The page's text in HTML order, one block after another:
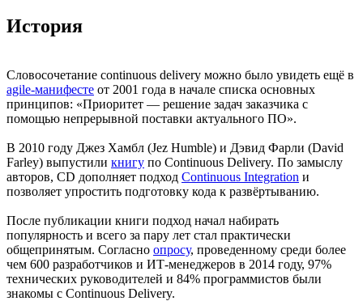
История
Cловосочетание continuous delivery можно было увидеть ещё в
agile-манифесте от 2001 года в начале списка основных
принципов: «Приоритет — решение задач заказчика с
помощью непрерывной поставки актуального ПО».
В 2010 году Джез Хамбл (Jez Humble) и Дэвид Фарли (David
Farley) выпустили книгу по Continuous Delivery. По замыслу
авторов, CD дополняет подход Continuous Integration и
позволяет упростить подготовку кода к развёртыванию.
После публикации книги подход начал набирать
популярность и всего за пару лет стал практически
общепринятым. Согласно опросу, проведенному среди более
чем 600 разработчиков и ИТ-менеджеров в 2014 году, 97%
технических руководителей и 84% программистов были
знакомы с Continuous Delivery.